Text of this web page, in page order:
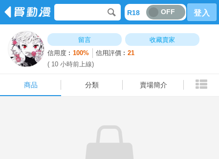
R18 OFF 登入
留言
收藏賣家
信用度︰100% 信用評價︰21
( 10 小時前上線)
商品 分類 賣場簡介
商品 分類 賣場簡介